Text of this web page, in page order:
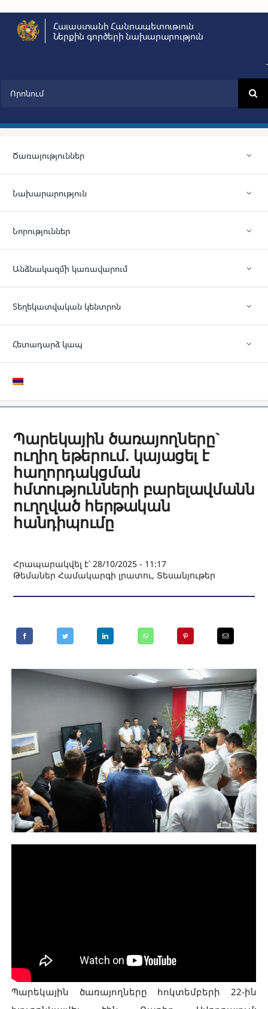
content
Հայաստանի Հանրապետություն
Ներքին գործերի նախարարություն
Ծառայություններ
Նախարարություն
Նորություններ
Անձնակազմի կառավարում
Տեղեկատվական կենտրոն
Հետադարձ կապ
Պարեկային ծառայողները`
ուղիղ եթերում․ կայացել է
հաղորդակցման
հմտությունների բարելավմանն
ուղղված հերթական
հանդիպումը
Հրապարակվել է՝ 28/10/2025 - 11:17
ԹեմաներՀամակարգի լրատու, Տեսանյութեր
Պարեկային ծառայողները հոկտեմբերի 22-ին